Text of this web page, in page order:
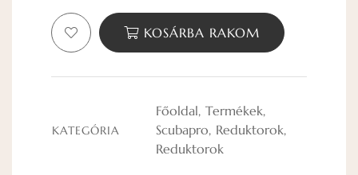
KOSÁRBA RAKOM
KATEGÓRIA
Főoldal Termékek
Scubapro Reduktorok
Reduktorok